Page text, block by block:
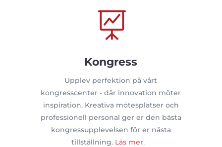

Kongress
Upplev perfektion på vårt
kongresscenter - där innovation möter
inspiration. Kreativa mötesplatser och
professionell personal ger er den bästa
kongressupplevelsen för er nästa
tillställning. Läs mer.